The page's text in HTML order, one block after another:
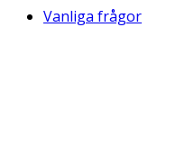
Vanliga frågor